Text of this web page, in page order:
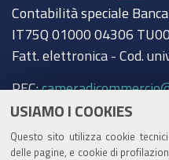
USIAMO I COOKIES
Questo sito utilizza cookie
delle pagine, e cookie di
Contabilità speciale
IT75Q 01000 04306
Fatt. elettronica - Cod.
PEC:
Trasparenza
Amministrazione